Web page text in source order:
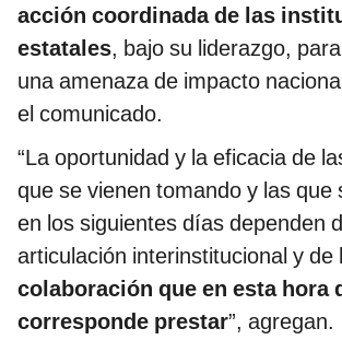
acción coordinada de las
estatales, bajo su liderazgo,
una amenaza de impacto
el comunicado.
“La oportunidad y la eficacia de
que se vienen tomando y las que
en los siguientes días dependen
articulación interinstitucional y de
colaboración que en esta hora
corresponde prestar”, agregan.